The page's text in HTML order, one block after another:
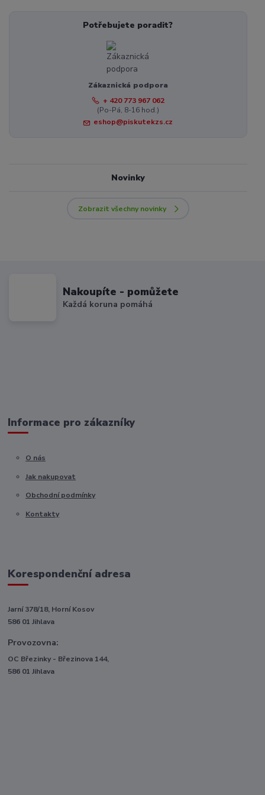
Potřebujete poradit?
Zákaznická podpora
+ 420 773 967 062
(Po-Pá, 8-16 hod.)
eshop@piskutekzs.cz
Novinky
Zobrazit všechny novinky
Nakoupíte - pomůžete
Každá koruna pomáhá
Informace pro zákazníky
O nás
Jak nakupovat
Obchodní podmínky
Kontakty
Korespondenční adresa
Jarní 378/18, Horní Kosov
586 01 Jihlava
Provozovna:
OC Březinky - Březinova 144,
586 01 Jihlava